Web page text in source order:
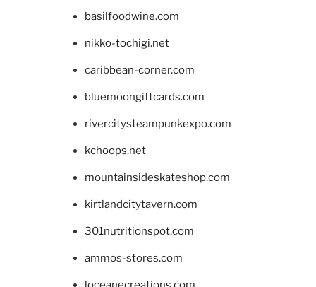
basilfoodwine.com
nikko-tochigi.net
caribbean-corner.com
bluemoongiftcards.com
rivercitysteampunkexpo.com
kchoops.net
mountainsideskateshop.com
kirtlandcitytavern.com
301nutritionspot.com
ammos-stores.com